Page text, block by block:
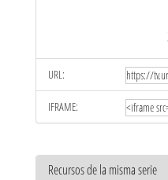
URL:
IFRAME:
Recursos de la misma serie